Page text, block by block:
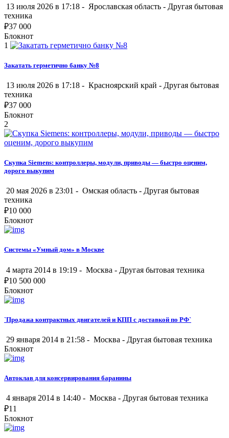
13 июля 2026 в 17:18 - Ярославская область - Другая бытовая
техника
₽37 000
Блокнот
1
Закатать герметично банку №8
13 июля 2026 в 17:18 - Красноярский край - Другая бытовая
техника
₽37 000
Блокнот
2
Скупка Siemens: контроллеры, модули, приводы — быстро оценим,
дорого выкупим
20 мая 2026 в 23:01 - Омская область - Другая бытовая
техника
₽10 000
Блокнот
Системы «Умный дом» в Москве
4 марта 2014 в 19:19 - Москва - Другая бытовая техника
₽10 500 000
Блокнот
`Продажа контрактных двигателей и КПП с доставкой по РФ`
29 января 2014 в 21:58 - Москва - Другая бытовая техника
Блокнот
Автоклав для консервирования баранины
4 января 2014 в 14:40 - Москва - Другая бытовая техника
₽11
Блокнот